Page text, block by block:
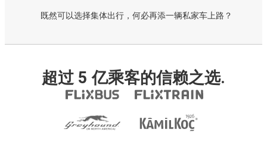
既然可以选择集体出行，何必再添一辆私家车上路？
超过 5 亿乘客的信赖之选.